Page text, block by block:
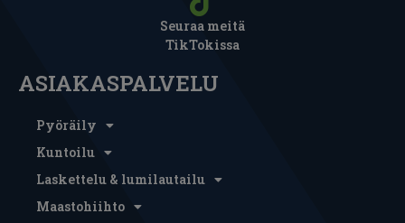
Seuraa meitä
TikTokissa
ASIAKASPALVELU
Pyöräily
Kuntoilu
Laskettelu & lumilautailu
Maastohiihto